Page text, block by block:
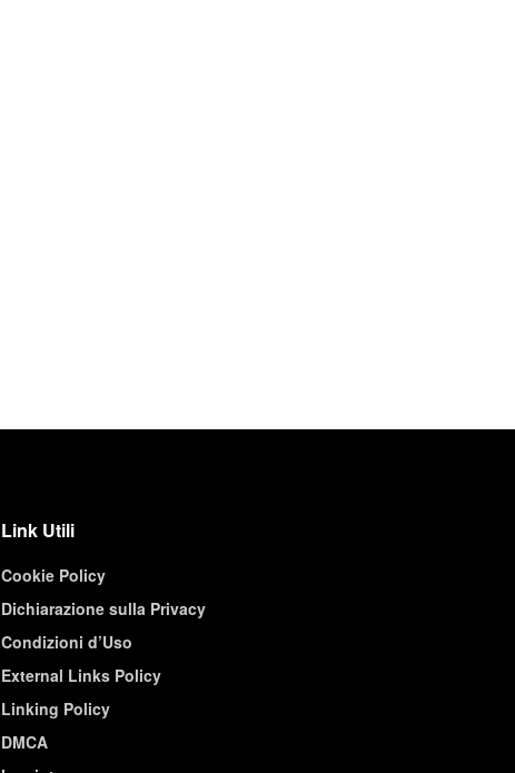
Link Utili
Cookie Policy
Dichiarazione sulla Privacy
Condizioni d’Uso
External Links Policy
Linking Policy
DMCA